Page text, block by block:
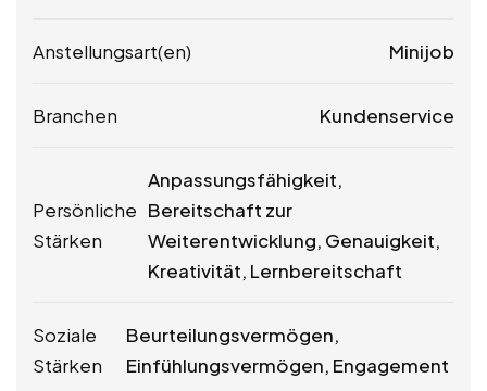
Anstellungsart(en) Minijob
Branchen Kundenservice
Persönliche
Stärken
Anpassungsfähigkeit,
Bereitschaft zur
Weiterentwicklung, Genauigkeit,
Kreativität, Lernbereitschaft
Soziale
Stärken
Beurteilungsvermögen,
Einfühlungsvermögen, Engagement